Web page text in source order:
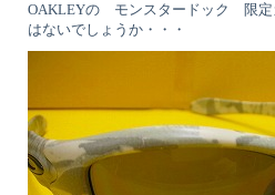
OAKLEYの モンスタードック 限
はないでしょうか・・・